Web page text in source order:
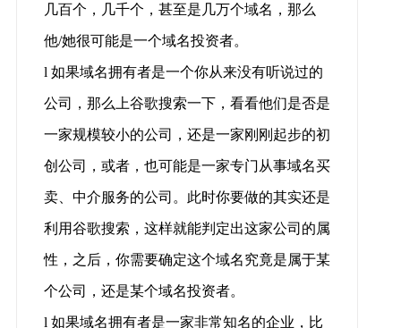
几百个，几千个，甚至是几万个域名，那么
他/她很可能是一个域名投资者。
l 如果域名拥有者是一个你从来没有听说过的
公司，那么上谷歌搜索一下，看看他们是否是
一家规模较小的公司，还是一家刚刚起步的初
创公司，或者，也可能是一家专门从事域名买
卖、中介服务的公司。此时你要做的其实还是
利用谷歌搜索，这样就能判定出这家公司的属
性，之后，你需要确定这个域名究竟是属于某
个公司，还是某个域名投资者。
l 如果域名拥有者是一家非常知名的企业，比